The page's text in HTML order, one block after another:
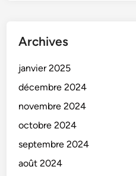
Archives
janvier 2025
décembre 2024
novembre 2024
octobre 2024
septembre 2024
août 2024